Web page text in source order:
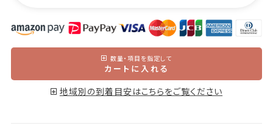
数量・項目を指定して
カートに入れる
地域別の到着目安はこちらをご覧ください